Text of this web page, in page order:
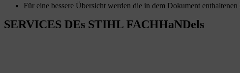
Für eine bessere Übersicht werden die in dem Dokument
SERVICES DEs STIHL FACHHaNDels